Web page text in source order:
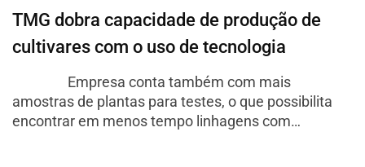
TMG dobra capacidade de produção de
cultivares com o uso de tecnologia
Empresa conta também com mais
amostras de plantas para testes, o que possibilita
encontrar em menos tempo linhagens com…